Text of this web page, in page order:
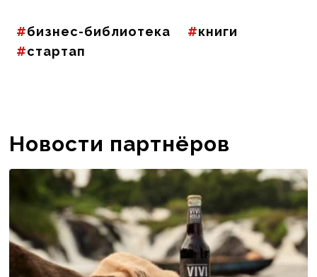
бизнес-библиотека
книги
стартап
Новости партнёров